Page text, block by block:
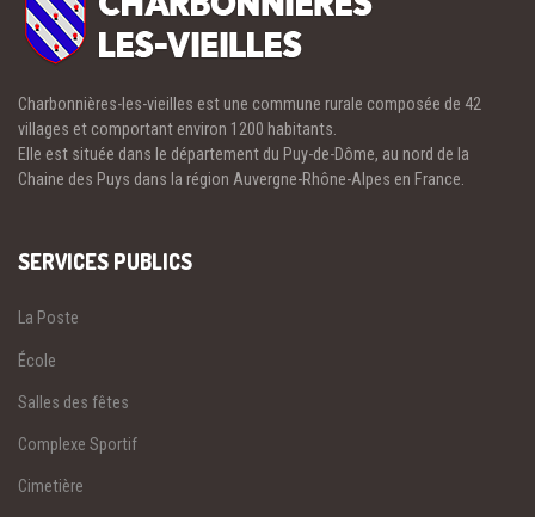
Charbonnières-les-vieilles est une commune rurale composée de 42
villages et comportant environ 1200 habitants.
Elle est située dans le département du Puy-de-Dôme, au nord de la
Chaine des Puys dans la région Auvergne-Rhône-Alpes en France.
SERVICES PUBLICS
La Poste
École
Salles des fêtes
Complexe Sportif
Cimetière